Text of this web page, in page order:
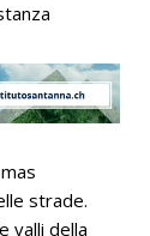
strade.
valli della